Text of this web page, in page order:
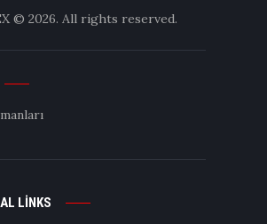
© 2026. All rights reserved.
LINKS